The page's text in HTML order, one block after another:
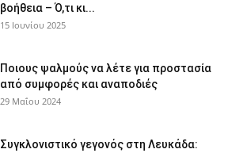
βοήθεια – Ό,τι κι...
15 Ιουνίου 2025
Ποιους ψαλμούς να λέτε για προστασία
από συμφορές και αναποδιές
29 Μαΐου 2024
Συγκλονιστικό γεγονός στη Λευκάδα: